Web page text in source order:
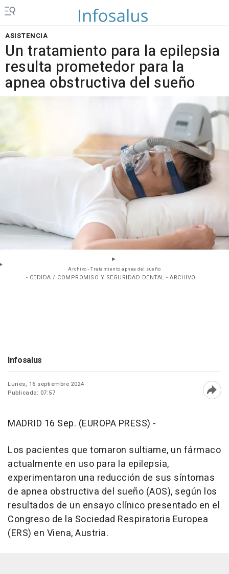
ASISTENCIA
Un tratamiento para la epilepsia
resulta prometedor para la
apnea obstructiva del sueño
Archivo - Tratamiento apnea del sueño
- CEDIDA / COMPROMISO Y SEGURIDAD DENTAL - ARCHIVO
Infosalus
Lunes, 16 septiembre 2024
Publicado: 07:57
MADRID 16 Sep. (EUROPA PRESS) -
Los pacientes que tomaron sultiame, un fármaco
actualmente en uso para la epilepsia,
experimentaron una reducción de sus síntomas
de apnea obstructiva del sueño (AOS), según los
resultados de un ensayo clínico presentado en el
Congreso de la Sociedad Respiratoria Europea
(ERS) en Viena, Austria.